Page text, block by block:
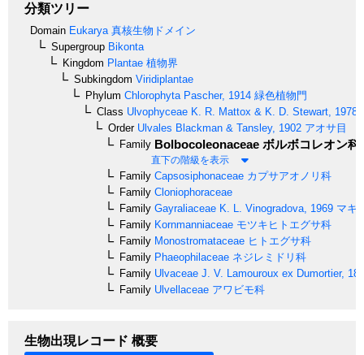
分類ツリー
Domain Eukarya 真核生物ドメイン
Supergroup Bikonta
Kingdom Plantae 植物界
Subkingdom Viridiplantae
Phylum Chlorophyta Pascher, 1914 緑色植物門
Class Ulvophyceae K. R. Mattox & K. D. Stewart, 1978
OrderUlvales Blackman & Tansley, 1902 アオサ目
Family Bolbocoleonaceae ボルボコレオン科
直下の階級を表示
Family Capsosiphonaceae カプサアオノリ科
Family Cloniophoraceae
Family Gayraliaceae K. L. Vinogradova, 1969 マキ
Family Kornmanniaceae モツキヒトエグサ科
Family Monostromataceae ヒトエグサ科
Family Phaeophilaceae ネジレミドリ科
Family Ulvaceae J. V. Lamouroux ex Dumortier,
Family Ulvellaceae アワビモ科
生物出現レコード 概要